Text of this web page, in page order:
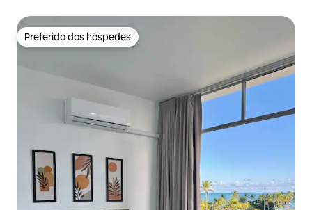
Preferido dos hóspedes
Preferido dos hóspedes